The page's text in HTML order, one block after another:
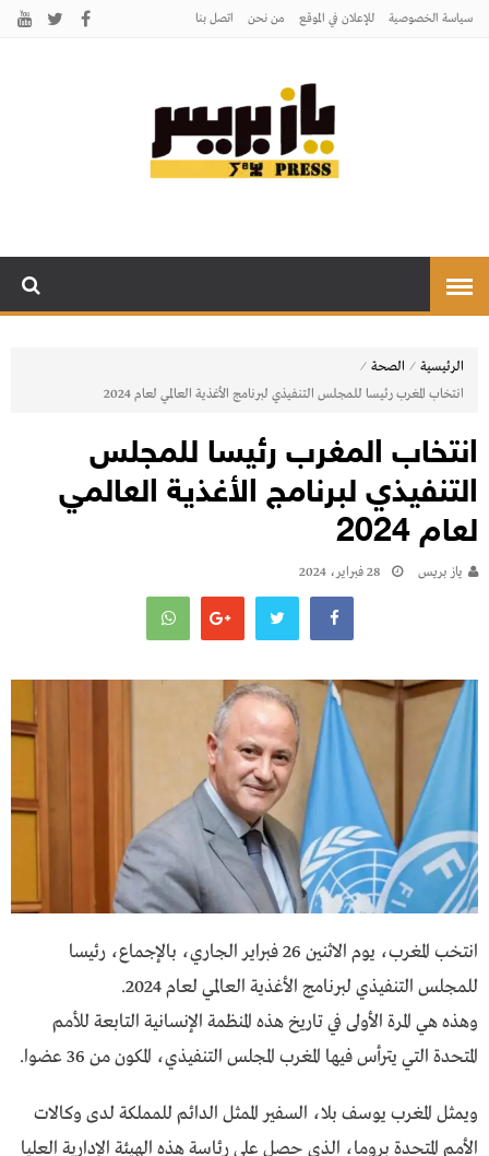
سياسة الخصوصية للإعلان في الموقع من نحن اتصل بنـا
الرئيسية ⁄ الصحة ⁄
انتخاب المغرب رئيسا للمجلس التنفيذي لبرنامج الأغذية العالمي لعام 2024
انتخاب المغرب رئيسا للمجلس
التنفيذي لبرنامج الأغذية العالمي
لعام 2024
يـاز بريـس 28 فبراير، 2024
انتخب المغرب، يوم الاثنين 26 فبراير الجاري، بالإجماع، رئيسا
للمجلس التنفيذي لبرنامج الأغذية العالمي لعام 2024.
وهذه هي المرة الأولى في تاريخ هذه المنظمة الإنسانية التابعة للأمم
المتحدة التي يترأس فيها المغرب المجلس التنفيذي، المكون من 36 عضوا.
ويمثل المغرب يوسف بلا، السفير الممثل الدائم للمملكة لدى وكالات
الأمم المتحدة بروما، الذي حصل على رئاسة هذه الهيئة الإدارية العليا